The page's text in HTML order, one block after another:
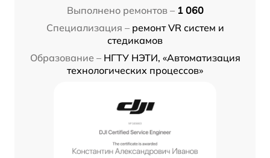
Выполнено ремонтов – 1 060
Специализация – ремонт VR систем и
стедикамов
Образование – НГТУ НЭТИ, «Автоматизация
технологических процессов»